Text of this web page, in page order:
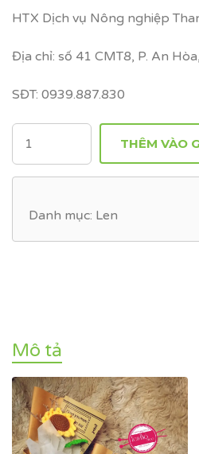
HTX Dịch vụ Nông nghiệp
Địa chỉ: số 41 CMT8, P. An
SĐT: 0939.887.830
SỐ
LƯỢNG
THÊM VÀO
Danh mục: Len
Mô tả